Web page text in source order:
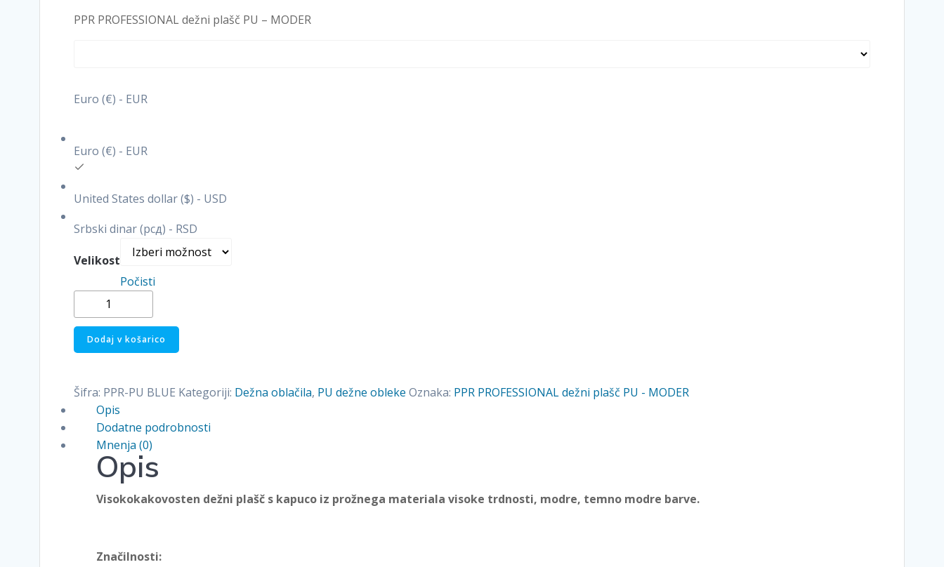
PPR PROFESSIONAL dežni plašč PU – MODER
Euro (€) - EUR
Euro (€) - EUR
United States dollar ($) - USD
Srbski dinar (рсд) - RSD
Velikost
Počisti
PROFESSIONAL
dežni
plašč
-
MODER
količina
Dodaj v košarico
Šifra: PPR-PU BLUE Kategoriji: Dežna oblačila, PU dežne obleke Oznaka: PPR PROFESSIONAL dežni plašč PU - MODER
Opis
Dodatne podrobnosti
Mnenja (0)
Opis
Visokokakovosten dežni plašč s kapuco iz prožnega materiala visoke trdnosti, modre, temno modre barve.
Značilnosti: